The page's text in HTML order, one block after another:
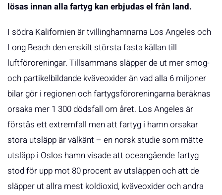
lösas innan alla fartyg kan erbjudas el från land.
I södra Kalifornien är tvillinghamnarna Los Angeles och
Long Beach den enskilt största fasta källan till
luftföroreningar. Tillsammans släpper de ut mer smog-
och partikelbildande kväveoxider än vad alla 6 miljoner
bilar gör i regionen och fartygsföroreningarna beräknas
orsaka mer 1 300 dödsfall om året. Los Angeles är
förstås ett extremfall men att fartyg i hamn orsakar
stora utsläpp är välkänt – en norsk studie som mätte
utsläpp i Oslos hamn visade att oceangående fartyg
stod för upp mot 80 procent av utsläppen och att de
släpper ut allra mest koldioxid, kväveoxider och andra